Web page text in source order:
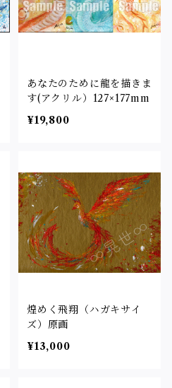
あなたのために龍を描きま
す(アクリル）127×177mm
¥19,800
煌めく飛翔（ハガキサイ
ズ）原画
¥13,000